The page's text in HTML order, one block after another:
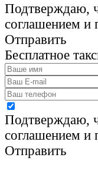
Подтверждаю,
соглашением и
Отправить
Бесплатное
Подтверждаю,
соглашением и
Отправить